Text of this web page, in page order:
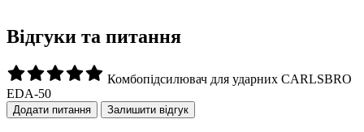
Відгуки та питання
Комбопідсилювач для ударних CARLSBRO
EDA-50
Додати питання Залишити відгук